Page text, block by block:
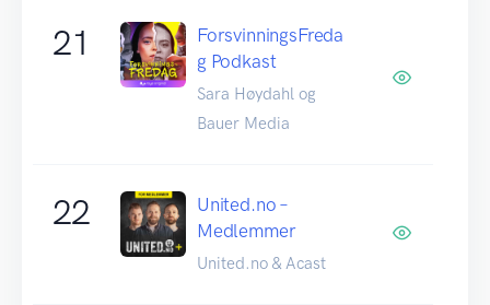
21
ForsvinningsFreda
g Podkast
Sara Høydahl og
Bauer Media
22
United.no –
Medlemmer
United.no & Acast